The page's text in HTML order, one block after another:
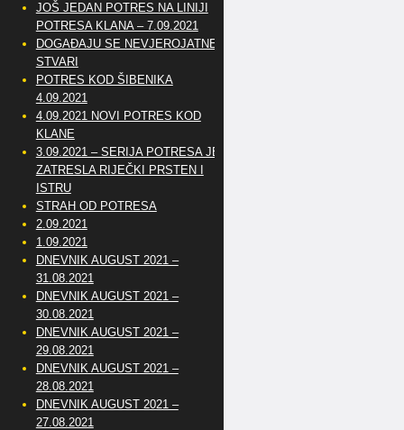
JOŠ JEDAN POTRES NA LINIJI
POTRESA KLANA – 7.09.2021
DOGAĐAJU SE NEVJEROJATNE
STVARI
POTRES KOD ŠIBENIKA
4.09.2021
4.09.2021 NOVI POTRES KOD
KLANE
3.09.2021 – SERIJA POTRESA JE
ZATRESLA RIJEČKI PRSTEN I
ISTRU
STRAH OD POTRESA
2.09.2021
1.09.2021
DNEVNIK AUGUST 2021 –
31.08.2021
DNEVNIK AUGUST 2021 –
30.08.2021
DNEVNIK AUGUST 2021 –
29.08.2021
DNEVNIK AUGUST 2021 –
28.08.2021
DNEVNIK AUGUST 2021 –
27.08.2021